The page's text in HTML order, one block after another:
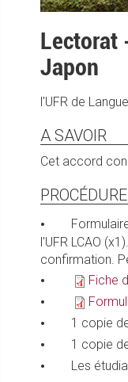
Lectorat
Japon
l'UFR de
A SAVOIR
Cet accord
l'UFR LCAO
confirmation.
Fiche
1 copie
1 copie de
Les